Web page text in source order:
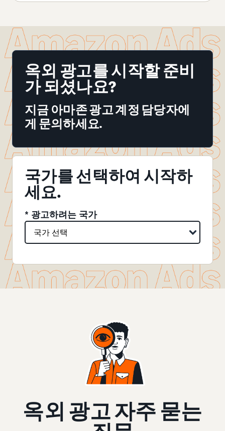
옥외 광고를 시작할 준비
가 되셨나요?
지금 아마존 광고 계정 담당자에
게 문의하세요.
국가를 선택하여 시작하
세요.
* 광고하려는 국가
옥외 광고 자주 묻는